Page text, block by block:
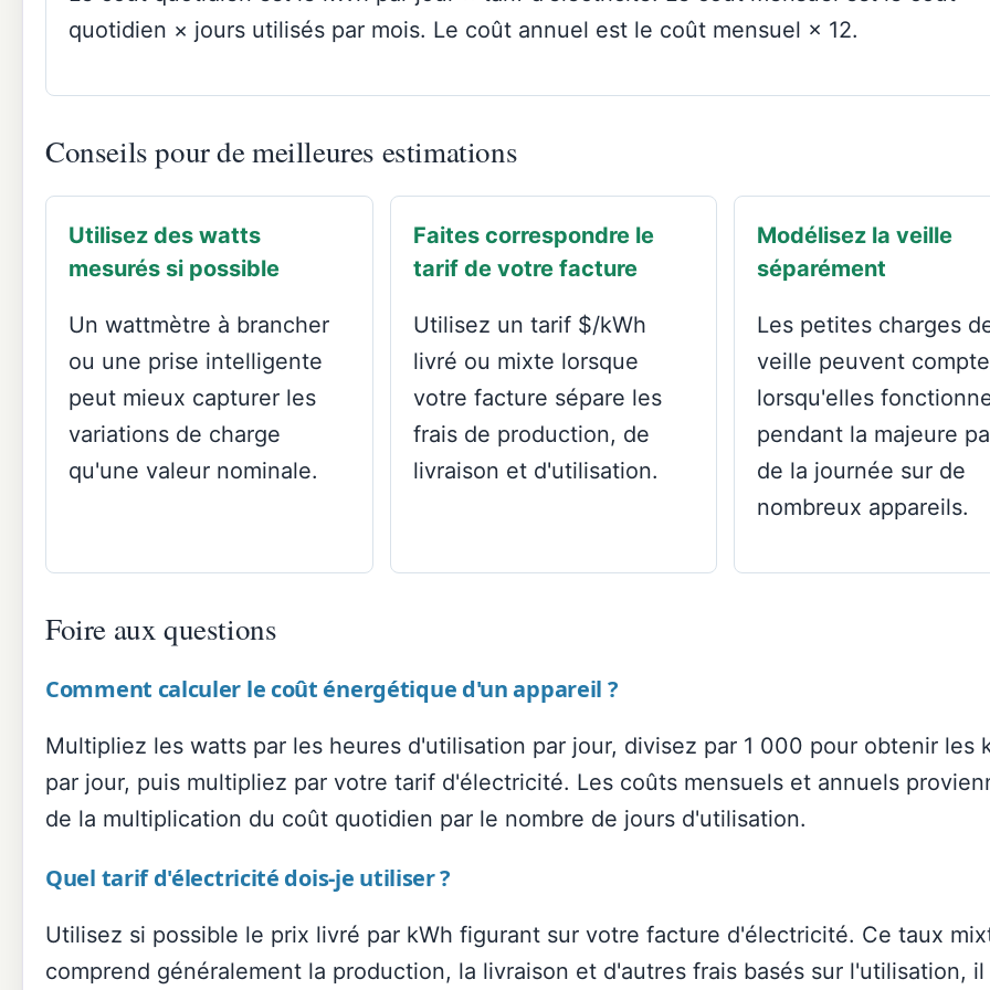
quotidien × jours utilisés par mois. Le coût annuel est le coût mensuel × 12.
Conseils pour de meilleures estimations
Utilisez des watts
mesurés si possible
Un wattmètre à brancher
ou une prise intelligente
peut mieux capturer les
variations de charge
qu'une valeur nominale.
Faites correspondre le
tarif de votre facture
Utilisez un tarif $/kWh
livré ou mixte lorsque
votre facture sépare les
frais de production, de
livraison et d'utilisation.
Modélisez la veille
séparément
Les petites charges
veille peuvent
lorsqu'elles
pendant la majeure
de la journée sur de
nombreux appareils.
Foire aux questions
Comment calculer le coût énergétique d'un appareil ?
Multipliez les watts par les heures d'utilisation par jour, divisez par 1 000 pour obtenir les
par jour, puis multipliez par votre tarif d'électricité. Les coûts mensuels et annuels
de la multiplication du coût quotidien par le nombre de jours d'utilisation.
Quel tarif d'électricité dois-je utiliser ?
Utilisez si possible le prix livré par kWh figurant sur votre facture d'électricité. Ce taux
comprend généralement la production, la livraison et d'autres frais basés sur l'utilisation,